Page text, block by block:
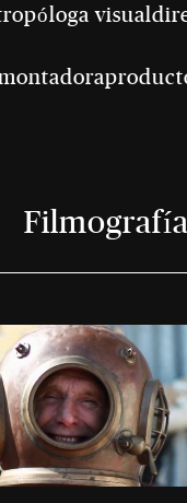
visual
Filmografía